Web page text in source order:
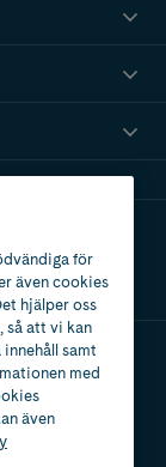
för
även cookies
hjälper oss
så att vi kan
samt
med
även